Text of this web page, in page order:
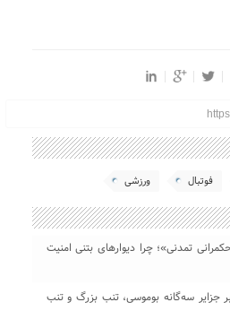
فوتبال ورزشی
تمدنی»؛ چرا دیوارهای بتنی امنیت
جزایر سه‌گانه بوموسی، تنب بزرگ و‌ تنب